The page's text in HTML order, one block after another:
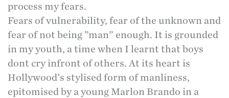
process my fears.
Fears of vulnerability, fear of the unknown and
fear of not being ”man” enough. It is grounded
in my youth, a time when I learnt that boys
dont cry infront of others. At its heart is
Hollywood’s stylised form of manliness,
epitomised by a young Marlon Brando in a